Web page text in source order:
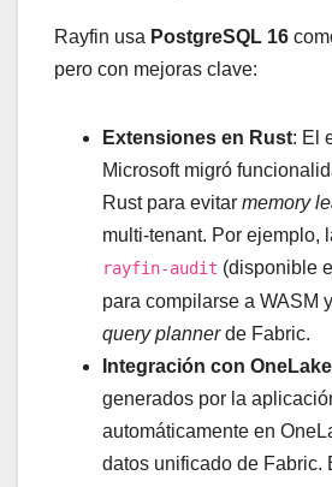
Rayfin usa PostgreSQL 16
pero con mejoras clave:
Extensiones en Rust: El
Microsoft migró
Rust para evitar memory
multi-tenant. Por ejemplo,
rayfin-audit (disponible
para compilarse a WASM
query plannerde Fabric.
Integración con OneLake
generados por la
automáticamente en
datos unificado de Fabric.